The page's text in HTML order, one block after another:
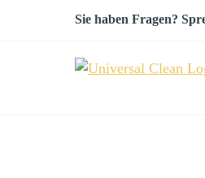
Sie haben Fragen?